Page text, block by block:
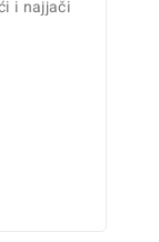
i najjači